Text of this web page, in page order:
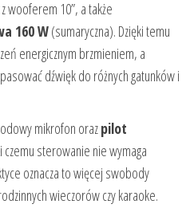
wooferem 10”, a także
160 W(sumaryczna). Dzięki temu
energicznym brzmieniem, a
dźwięk do różnych gatunków i
mikrofon orazpilot
czemu sterowanie nie wymaga
oznacza to więcej swobody
wieczorów czy karaoke.